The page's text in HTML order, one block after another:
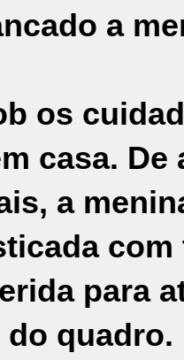
a
os
casa.
a
para
quadro.